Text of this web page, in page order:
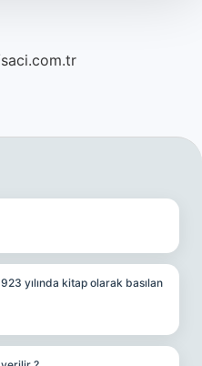
yılında kitap olarak basılan